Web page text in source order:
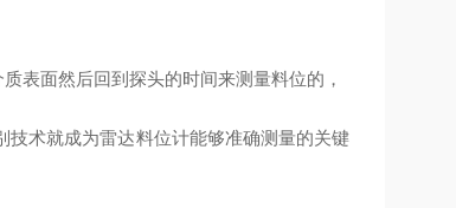
表面然后回到探头的时间来测量料位的，
术就成为雷达料位计能够准确测量的关键